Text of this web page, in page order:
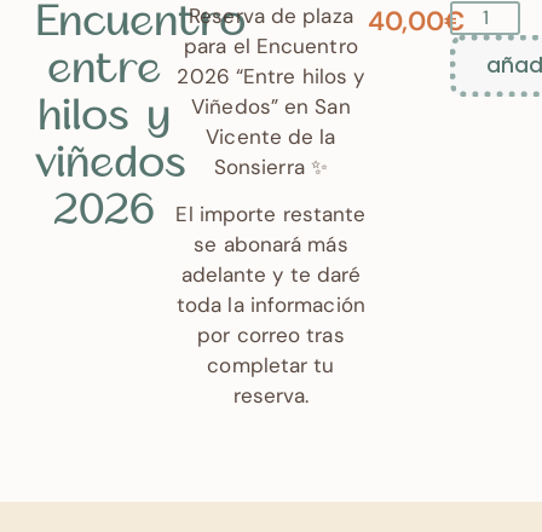
Encuentro
entre
hilos y
viñedos
2026
Reserva de plaza
para el Encuentro
2026 “Entre hilos y
Viñedos” en San
Vicente de la
Sonsierra ✨
El importe restante
se abonará más
adelante y te daré
toda la información
por correo tras
completar tu
reserva.
40,00€